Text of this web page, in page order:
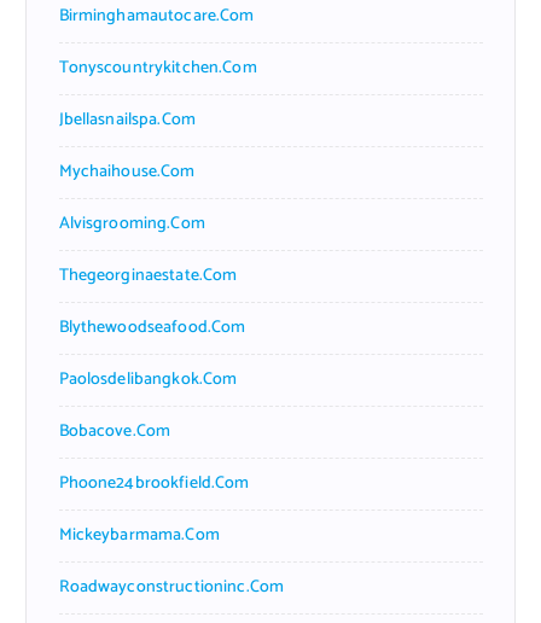
Birminghamautocare.com
Tonyscountrykitchen.com
Jbellasnailspa.com
Mychaihouse.com
Alvisgrooming.com
Thegeorginaestate.com
Blythewoodseafood.com
Paolosdelibangkok.com
Bobacove.com
Phoone24brookfield.com
Mickeybarmama.com
Roadwayconstructioninc.com